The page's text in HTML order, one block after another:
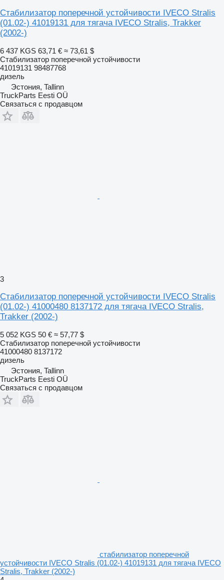
Стабилизатор поперечной устойчивости IVECO Stralis
(01.02-) 41019131 для тягача IVECO Stralis, Trakker
(2002-)
6 437 KGS 63,71 € ≈ 73,61 $
Стабилизатор поперечной устойчивости
41019131 98487768
дизель
Эстония, Tallinn
TruckParts Eesti OÜ
Связаться с продавцом
3
Стабилизатор поперечной устойчивости IVECO Stralis
(01.02-) 41000480 8137172 для тягача IVECO Stralis,
Trakker (2002-)
5 052 KGS 50 € ≈ 57,77 $
Стабилизатор поперечной устойчивости
41000480 8137172
дизель
Эстония, Tallinn
TruckParts Eesti OÜ
Связаться с продавцом
стабилизатор поперечной
устойчивости IVECO Stralis (01.02-) 41019131 для тягача IVECO
Stralis, Trakker (2002-)